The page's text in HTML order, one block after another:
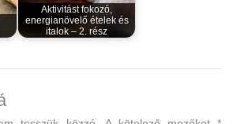
Aktivitást fokozó,
energianövelő ételek és
italok – 2. rész